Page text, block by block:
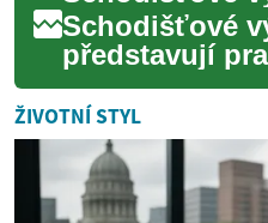
Schodišťové
představují
pro osoby s
pohyblivostí,
zůstat
ŽIVOTNÍ STYL